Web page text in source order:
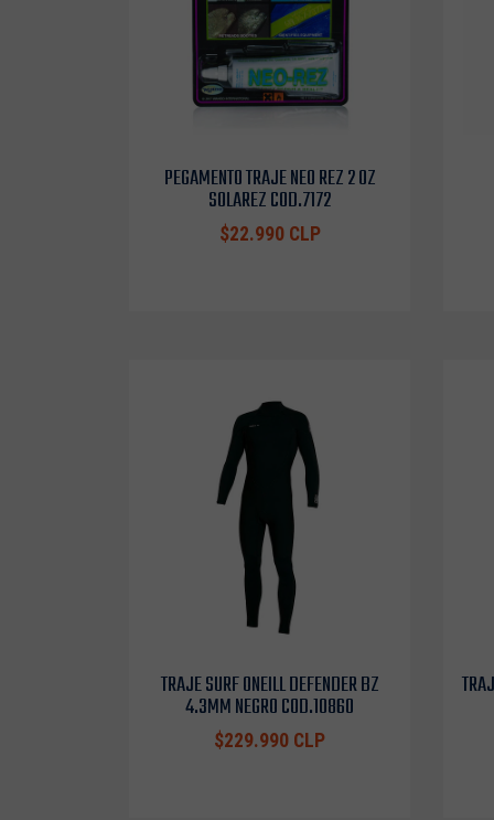
PEGAMENTO TRAJE NEO REZ 2 OZ
SOLAREZ COD.7172
$22.990 CLP
TRAJE SURF ONEILL DEFENDER BZ
4.3MM NEGRO COD.10860
$229.990 CLP